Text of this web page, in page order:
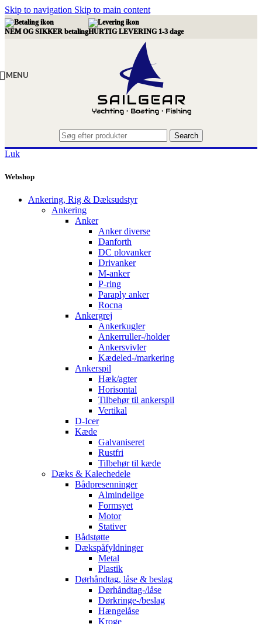
Skip to navigation Skip to main content
NEM OG SIKKER betalingHURTIG LEVERING 1-3 dage
MENU
Search
Luk
Webshop
Ankering, Rig & Dæksudstyr
Ankering
Anker
Anker diverse
Danforth
DC plovanker
Drivanker
M-anker
P-ring
Paraply anker
Rocna
Ankergrej
Ankerkugler
Ankerruller-/holder
Ankersvivler
Kædeled-/markering
Ankerspil
Hæk/agter
Horisontal
Tilbehør til ankerspil
Vertikal
D-Icer
Kæde
Galvaniseret
Rustfri
Tilbehør til kæde
Dæks & Kalechedele
Bådpresenninger
Almindelige
Formsyet
Motor
Stativer
Bådstøtte
Dækspåfyldninger
Metal
Plastik
Dørhåndtag, låse & beslag
Dørhåndtag-/låse
Dørkringe-/beslag
Hængelåse
Kroge